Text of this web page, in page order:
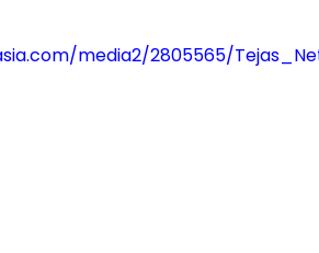
media2/2805565/